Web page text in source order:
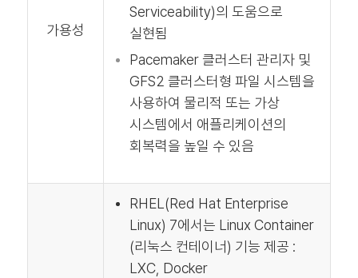
가용성
Serviceability)의 도움으로
실현됨
Pacemaker 클러스터 관리자 및
GFS2 클러스터형 파일 시스템을
사용하여 물리적 또는 가상
시스템에서 애플리케이션의
회복력을 높일 수 있음
RHEL(Red Hat Enterprise
Linux) 7에서는 Linux Container
(리눅스 컨테이너) 기능 제공 :
LXC, Docker